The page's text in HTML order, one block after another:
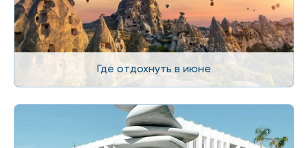
Где отдохнуть в июне